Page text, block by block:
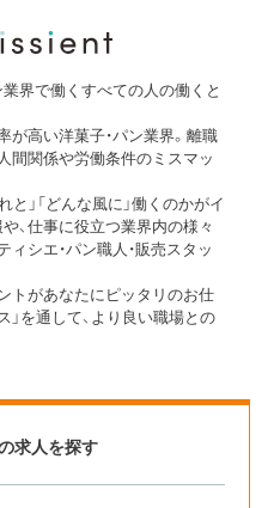
業界で働くすべての人の働くと
が高い洋菓子・パン業界。離職
間関係や労働条件のミスマッ
と」「どんな風に」働くのかがイ
、仕事に役立つ業界内の様々
シエ・パン職人・販売スタッ
トがあなたにピッタリのお仕
」を通して、より良い職場との
求人を探す